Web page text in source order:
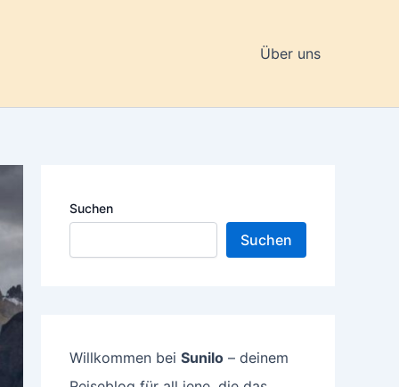
Über uns
Suchen
Suchen
Willkommen bei Sunilo – deinem